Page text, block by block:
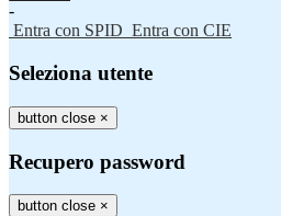
-
Entra con SPID Entra con CIE
Seleziona utente
button close ×
Recupero password
button close ×